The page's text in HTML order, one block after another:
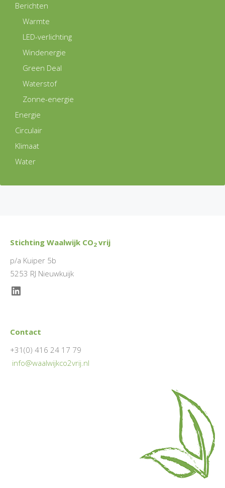
Berichten
Warmte
LED-verlichting
Windenergie
Green Deal
Waterstof
Zonne-energie
Energie
Circulair
Klimaat
Water
Stichting Waalwijk CO2vrij
p/a Kuiper 5b
5253 RJ Nieuwkuijk
LinkedIn
Contact
+31(0) 416 24 17 79
info@waalwijkco2vrij.nl